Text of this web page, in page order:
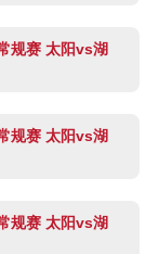
规赛 太阳vs湖
规赛 太阳vs湖
规赛 太阳vs湖